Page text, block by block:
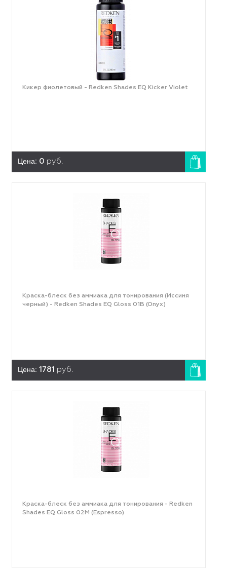
Кикер фиолетовый - Redken Shades EQ Kicker Violet
Цена: 0 руб.
Краска-блеск без аммиака для тонирования (Иссиня
черный) - Redken Shades EQ Gloss 01B (Onyx)
Цена: 1781 руб.
Краска-блеск без аммиака для тонирования - Redken
Shades EQ Gloss 02M (Espresso)